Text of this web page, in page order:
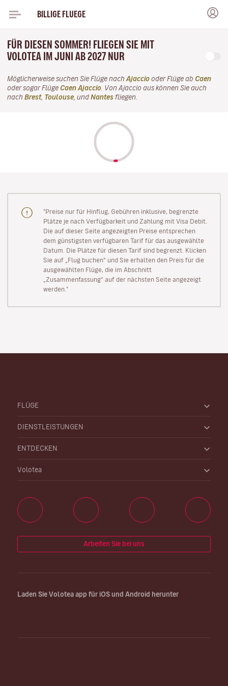
BILLIGE FLUEGE
FÜR DIESEN SOMMER! FLIEGEN SIE MIT
VOLOTEA IM JUNI AB 2027 NUR
Möglicherweise suchen Sie Flüge nach Ajaccio oder Flüge ab Caen
oder sogar Flüge Caen Ajaccio . Von Ajaccio aus können Sie auch
nach Brest, Toulouse , und Nantes fliegen.
"Preise nur für Hinflug, Gebühren inklusive, begrenzte
Plätze je nach Verfügbarkeit und Zahlung mit Visa Debit.
Die auf dieser Seite angezeigten Preise entsprechen
dem günstigsten verfügbaren Tarif für das ausgewählte
Datum. Die Plätze für diesen Tarif sind begrenzt. Klicken
Sie auf „Flug buchen“ und Sie erhalten den Preis für die
ausgewählten Flüge, die im Abschnitt
„Zusammenfassung“ auf der nächsten Seite angezeigt
werden."
FLÜGE
DIENSTLEISTUNGEN
ENTDECKEN
Volotea
Arbeiten Sie bei uns
Laden Sie Volotea app für iOS und Android herunter